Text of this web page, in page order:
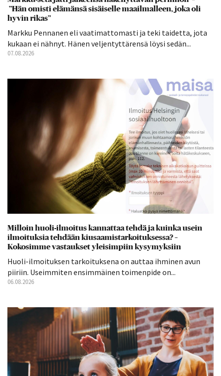
”Hän omisti elämänsä sisäiselle maailmalleen, joka oli
hyvin rikas”
Markku Pennanen eli vaatimattomasti ja teki taidetta, jota
kukaan ei nähnyt. Hänen veljentyttärensä löysi sedän...
07.08.2026
Milloin huoli-ilmoitus kannattaa tehdä ja kuinka usein
ilmoituksia tehdään kiusaamistarkoituksessa? –
Kokosimme vastaukset yleisimpiin kysymyksiin
Huoli-ilmoituksen tarkoituksena on auttaa ihminen avun
piiriin. Useimmiten ensimmäinen toimenpide on...
06.08.2026